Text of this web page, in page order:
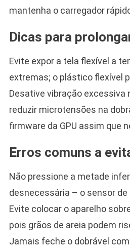
mantenha o carregador
Dicas para
Evite expor a tela flexível a
extremas; o plástico flexível
Desative vibração excessiva
reduzir microtensões na
firmware da GPU assim que
Erros comuns a
Não pressione a metade
desnecessária – o sensor de
Evite colocar o aparelho
pois grãos de areia podem
Jamais feche o dobrável